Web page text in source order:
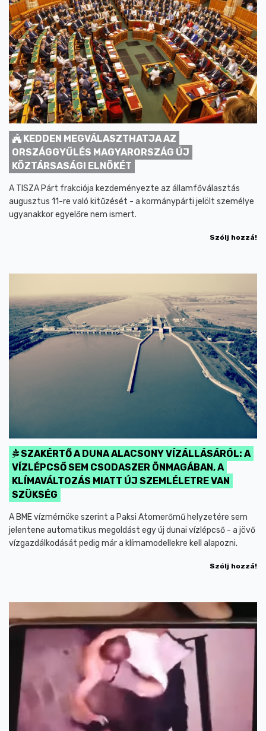
KEDDEN MEGVÁLASZTHATJA AZ
ORSZÁGGYŰLÉS MAGYARORSZÁG ÚJ
KÖZTÁRSASÁGI ELNÖKÉT
A TISZA Párt frakciója kezdeményezte az államfőválasztás
augusztus 11-re való kitűzését - a kormánypárti jelölt személye
ugyanakkor egyelőre nem ismert.
Szólj hozzá!
SZAKÉRTŐ A DUNA ALACSONY VÍZÁLLÁSÁRÓL: A
VÍZLÉPCSŐ SEM CSODASZER ÖNMAGÁBAN, A
KLÍMAVÁLTOZÁS MIATT ÚJ SZEMLÉLETRE VAN
SZÜKSÉG
A BME vízmérnöke szerint a Paksi Atomerőmű helyzetére sem
jelentene automatikus megoldást egy új dunai vízlépcső - a jövő
vízgazdálkodását pedig már a klímamodellekre kell alapozni.
Szólj hozzá!